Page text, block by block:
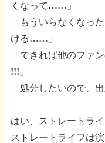
くなって……」
「もういらなくなっ
ける……」
「できれば他のファ
!!!」
「処分したいので、
はい、ストレートラ
ストレートライフは